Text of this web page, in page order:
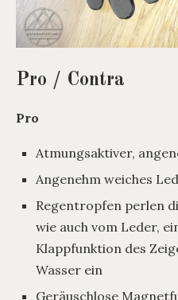
Pro / Contra
Pro
Atmungsaktiver,
Angenehm weiches
Regentropfen perlen
wie auch vom Leder,
Klappfunktion des
Wasser ein
Geräuschlose